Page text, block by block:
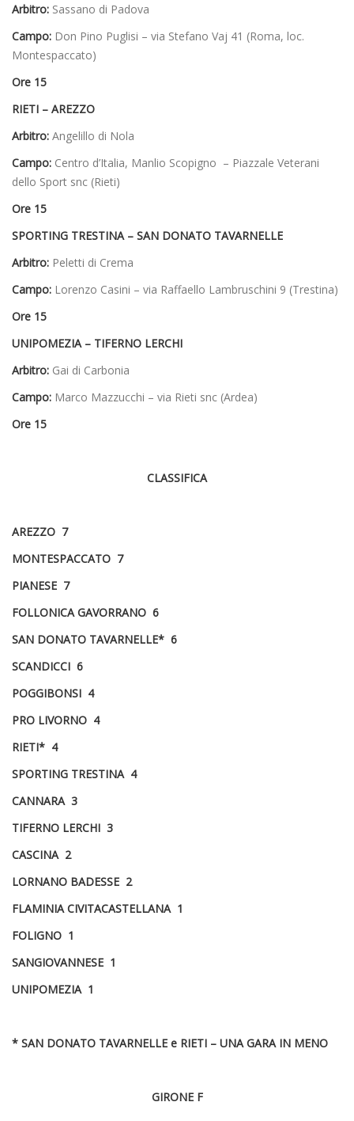
Arbitro: Sassano di Padova
Campo: Don Pino Puglisi – via Stefano Vaj 41 (Roma, loc.
Montespaccato)
Ore 15
RIETI – AREZZO
Arbitro: Angelillo di Nola
Campo: Centro d’Italia, Manlio Scopigno – Piazzale Veterani
dello Sport snc (Rieti)
Ore 15
SPORTING TRESTINA – SAN DONATO TAVARNELLE
Arbitro: Peletti di Crema
Campo: Lorenzo Casini – via Raffaello Lambruschini 9 (Trestina)
Ore 15
UNIPOMEZIA – TIFERNO LERCHI
Arbitro: Gai di Carbonia
Campo: Marco Mazzucchi – via Rieti snc (Ardea)
Ore 15
CLASSIFICA
AREZZO 7
MONTESPACCATO 7
PIANESE 7
FOLLONICA GAVORRANO 6
SAN DONATO TAVARNELLE* 6
SCANDICCI 6
POGGIBONSI 4
PRO LIVORNO 4
RIETI* 4
SPORTING TRESTINA 4
CANNARA 3
TIFERNO LERCHI 3
CASCINA 2
LORNANO BADESSE 2
FLAMINIA CIVITACASTELLANA 1
FOLIGNO 1
SANGIOVANNESE 1
UNIPOMEZIA 1
* SAN DONATO TAVARNELLE e RIETI – UNA GARA IN MENO
GIRONE F